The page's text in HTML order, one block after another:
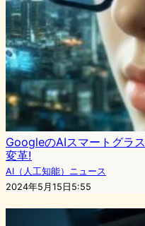
GoogleのAIスマートグラ
変革!
AI（人工知能）ニュース
2024年5月15日5:55